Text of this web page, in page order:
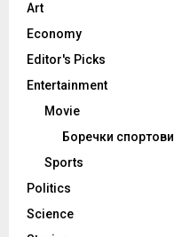
Art
Economy
Editor's Picks
Entertainment
Movie
Боречки спортови
Sports
Politics
Science